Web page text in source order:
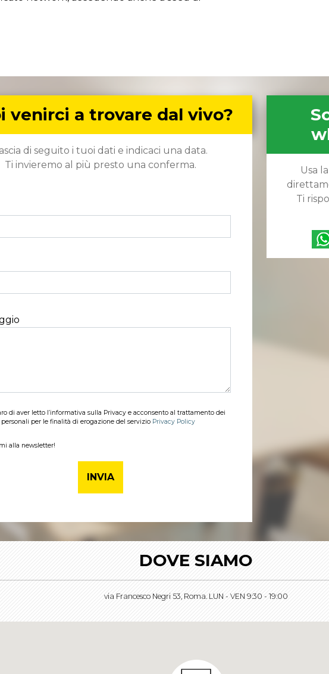
venirci a trovare dal vivo?
di seguito i tuoi dati e indicaci una data.
Ti invieremo al più presto una conferma.
di aver letto l’informativa sulla Privacy e acconsento al trattamento dei
per le finalità di erogazione del servizio Privacy Policy
alla newsletter!
Usa
Ti
DOVE SIAMO
via Francesco Negri 53, Roma. LUN - VEN 9:30 - 19:00